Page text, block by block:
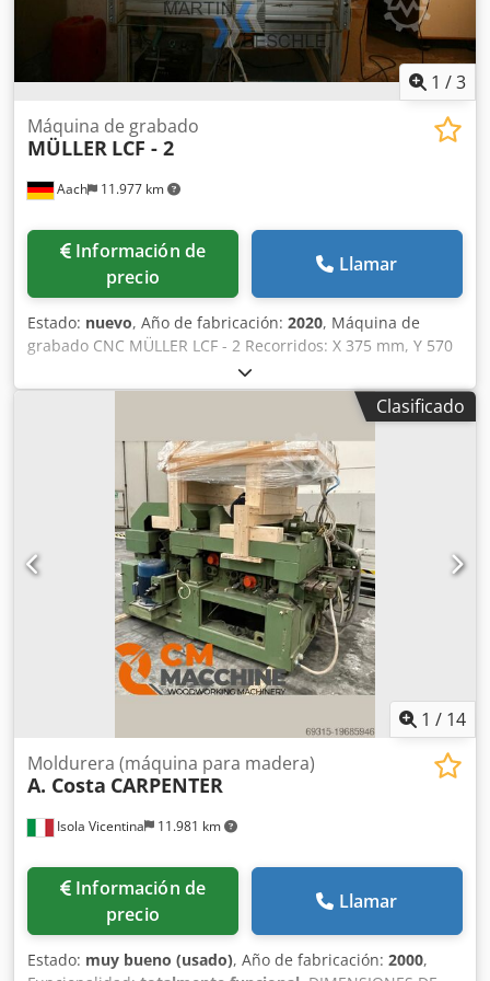
1 /3
Aach 11.977 km
Máquina de grabado
MÜLLER LCF - 2
Información de
precio
Llamar
Estado: nuevo, Año de fabricación: 2020, Máquina de
grabado CNC MÜLLER LCF - 2 Recorridos: X 375 mm, Y 570
mm, Z 90 mm Datos técnicos: Tamaño de la mesa: 700 mm
x 480 mm Crsdpfx Apsf Tnf Ujcef Peso: 50 kg Dimensiones
exteriores: Longitud: 700 mm, Anchura: 500 mm, Altura:
350 mm Accesorios: Ordenador Pantalla Teclado Ratón
Software Mando Fresa Kress Bomba de vacío Válvula para
niebla de pulverización Incluye varios mandriles y fresas –
Clasificado
1 / 14
Isola Vicentina 11.981 km
Moldurera (máquina para madera)
A. Costa CARPENTER
Información de
precio
Llamar
Estado: muy bueno (usado), Año de fabricación: 2000,